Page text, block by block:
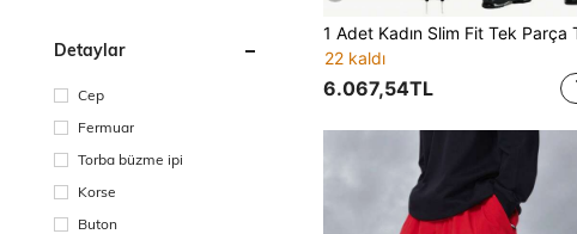
Detaylar
Cep
Fermuar
Torba büzme ipi
Korse
Buton
22 kaldı
6.067,54TL